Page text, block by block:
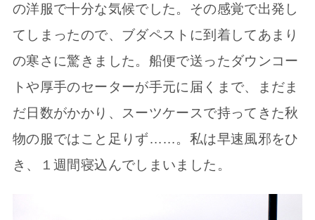
の洋服で十分な気候でした。その感覚で出発し
てしまったので、ブダペストに到着してあまり
の寒さに驚きました。船便で送ったダウンコー
トや厚手のセーターが手元に届くまで、まだま
だ日数がかかり、スーツケースで持ってきた秋
物の服ではこと足りず……。私は早速風邪をひ
き、１週間寝込んでしまいました。